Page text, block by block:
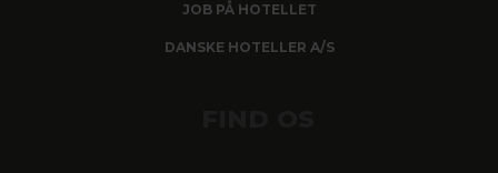
JOB PÅ HOTELLET
DANSKE HOTELLER A/S